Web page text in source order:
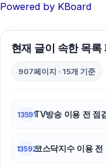
Powered by KBoard
현재 글이 속한 목록
907페이지 · 15개 기준
13591TV방송 이용 전
13592코스닥지수 이용